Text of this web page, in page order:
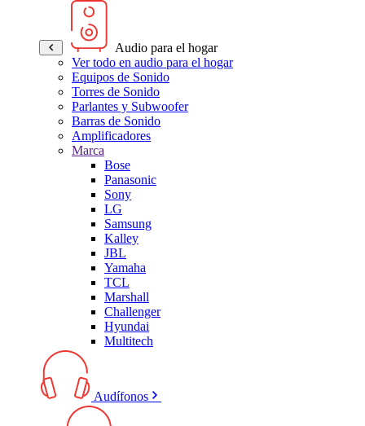
Audio para el hogar
Ver todo en audio para el hogar
Equipos de Sonido
Torres de Sonido
Parlantes y Subwoofer
Barras de Sonido
Amplificadores
Marca
Bose
Panasonic
Sony
LG
Samsung
Kalley
JBL
Yamaha
TCL
Marshall
Challenger
Hyundai
Multitech
Audífonos